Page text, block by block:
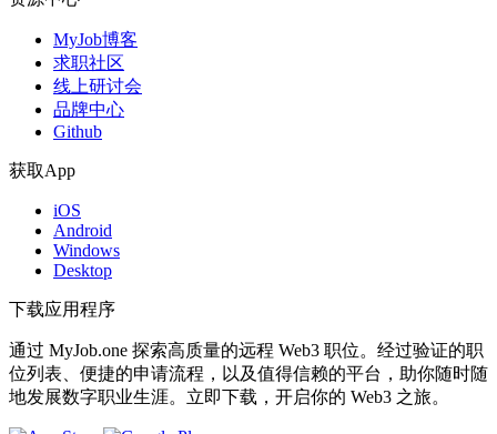
MyJob博客
求职社区
线上研讨会
品牌中心
Github
获取App
iOS
Android
Windows
Desktop
下载应用程序
通过 MyJob.one 探索高质量的远程 Web3 职位。经过验证的职
位列表、便捷的申请流程，以及值得信赖的平台，助你随时随
地发展数字职业生涯。立即下载，开启你的 Web3 之旅。